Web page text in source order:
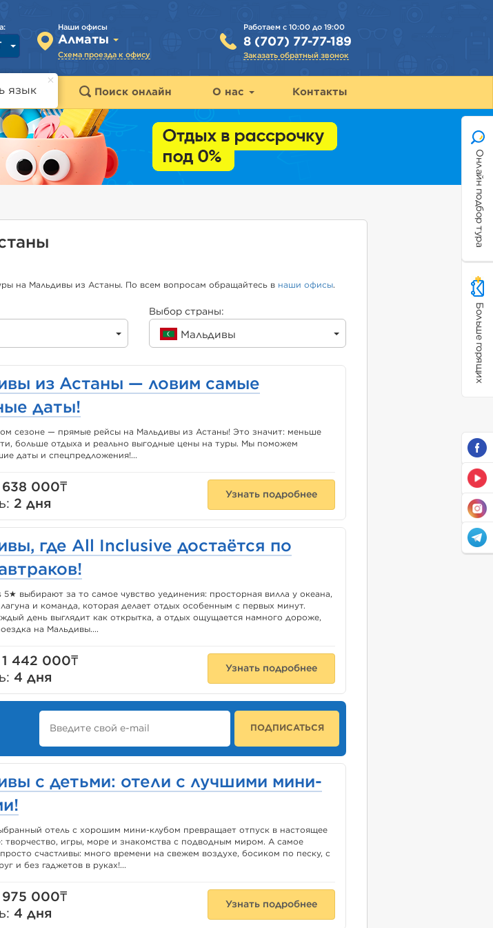
Работаем с 10:00 до 19:00
8 (707) 77-77-189
Заказать обратный звонок
Наши офисы
Алматы
Схема проезда к офису
язык
туры Поиск онлайн О нас Контакты
Онлайн подбор тура
Больше горящих
на Мальдивы из Астаны. По всем вопросам обращайтесь в наши офисы.
Выбор страны:
Мальдивы
из Астаны — ловим самые
даты!
сезоне — прямые рейсы на Мальдивы из Астаны! Это значит: меньше
больше отдыха и реально выгодные цены на туры. Мы поможем
даты и спецпредложения!...
638 000₸
2 дня
Узнать подробнее
где All Inclusive достаётся по
5★ выбирают за то самое чувство уединения: просторная вилла у океана,
и команда, которая делает отдых особенным с первых минут.
день выглядит как открытка, а отдых ощущается намного дороже,
на Мальдивы....
1 442 000₸
4 дня
Узнать подробнее
ПОДПИСАТЬСЯ
с детьми: отели с лучшими мини-
отель с хорошим мини-клубом превращает отпуск в настоящее
творчество, игры, море и знакомства с подводным миром. А самое
счастливы: много времени на свежем воздухе, босиком по песку, с
и без гаджетов в руках!...
975 000₸
4 дня
Узнать подробнее